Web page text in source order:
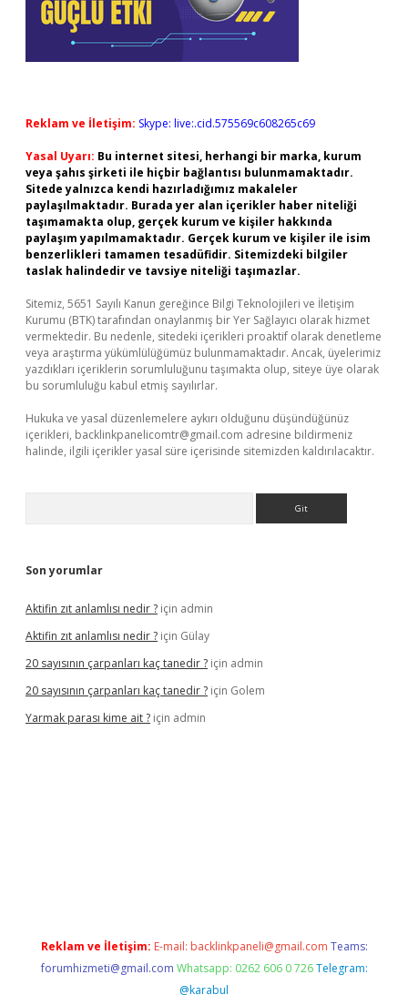
Reklam ve İletişim: Skype: live:.cid.575569c608265c69
Yasal Uyarı: Bu internet sitesi, herhangi bir marka, kurum
veya şahıs şirketi ile hiçbir bağlantısı bulunmamaktadır.
Sitede yalnızca kendi hazırladığımız makaleler
paylaşılmaktadır. Burada yer alan içerikler haber niteliği
taşımamakta olup, gerçek kurum ve kişiler hakkında
paylaşım yapılmamaktadır. Gerçek kurum ve kişiler ile isim
benzerlikleri tamamen tesadüfidir. Sitemizdeki bilgiler
taslak halindedir ve tavsiye niteliği taşımazlar.
Sitemiz, 5651 Sayılı Kanun gereğince Bilgi Teknolojileri ve İletişim
Kurumu (BTK) tarafından onaylanmış bir Yer Sağlayıcı olarak hizmet
vermektedir. Bu nedenle, sitedeki içerikleri proaktif olarak denetleme
veya araştırma yükümlülüğümüz bulunmamaktadır. Ancak, üyelerimiz
yazdıkları içeriklerin sorumluluğunu taşımakta olup, siteye üye olarak
bu sorumluluğu kabul etmiş sayılırlar.
Hukuka ve yasal düzenlemelere aykırı olduğunu düşündüğünüz
içerikleri, backlinkpanelicomtr@gmail.com adresine bildirmeniz
halinde, ilgili içerikler yasal süre içerisinde sitemizden kaldırılacaktır.
Son yorumlar
Aktifin zıt anlamlısı nedir ? için admin
Aktifin zıt anlamlısı nedir ? için Gülay
20 sayısının çarpanları kaç tanedir ? için admin
20 sayısının çarpanları kaç tanedir ? için Golem
Yarmak parası kime ait ? için admin
Reklam ve İletişim: E-mail: backlinkpaneli@gmail.com Teams:
forumhizmeti@gmail.com Whatsapp: 0262 606 0 726 Telegram:
@karabul